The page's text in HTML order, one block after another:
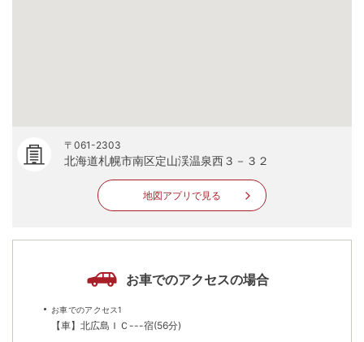
〒061-2303
北海道札幌市南区定山渓温泉西３－３２
地図アプリで見る
お車でのアクセスの場合
お車でのアクセス1
【車】北広島ＩＣ---宿(56分)